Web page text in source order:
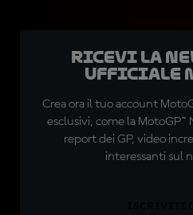
Ricevi la
ufficiale
Crea ora il tuo account
esclusivi, come la
report dei GP, video
interessanti sul